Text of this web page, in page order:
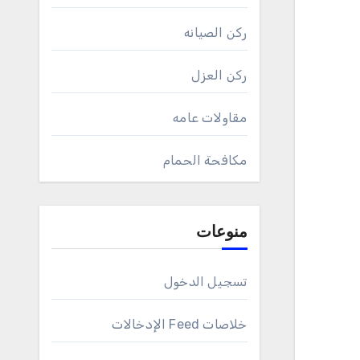
ركن الصيانه
ركن العزل
مقاولات عامه
مكافحة الحمام
منوعات
تسجيل الدخول
خلاصات Feed الإدخالات